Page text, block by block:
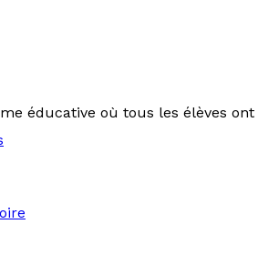
éducative où tous les élèves